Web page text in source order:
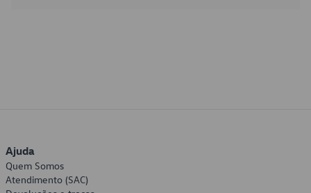
Ajuda
Quem Somos
Atendimento (SAC)